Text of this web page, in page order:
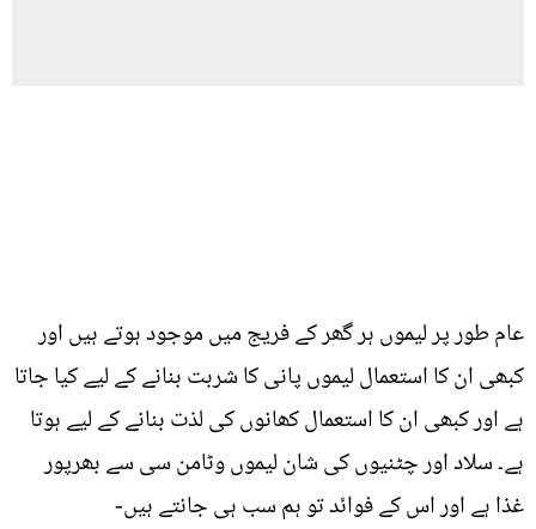
عام طور پر لیموں ہر گھر کے فریج میں موجود ہوتے ہیں اور
کبھی ان کا استعمال لیموں پانی کا شربت بنانے کے لیے کیا جاتا
ہے اور کبھی ان کا استعمال کھانوں کی لذت بنانے کے لیے ہوتا
ہے۔ سلاد اور چٹنیوں کی شان لیموں وٹامن سی سے بھرپور
غذا ہے اور اس کے فوائد تو ہم سب ہی جانتے ہیں-